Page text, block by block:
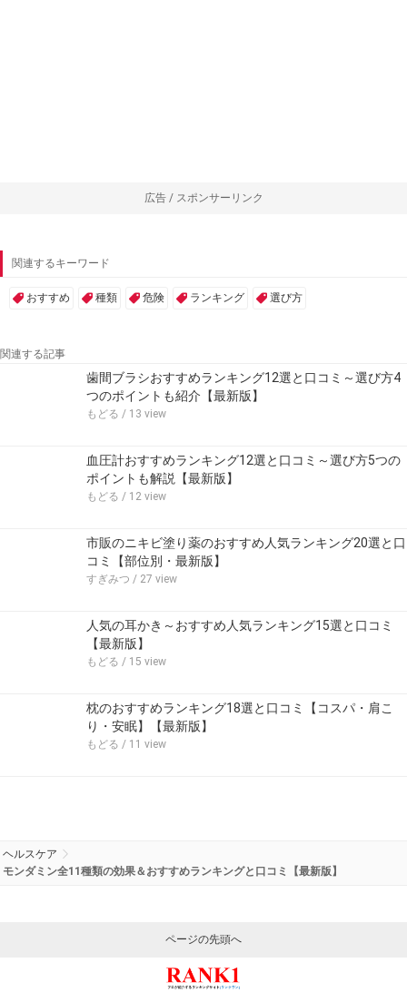
広告 / スポンサーリンク
関連するキーワード
おすすめ 種類 危険 ランキング 選び方
関連する記事
歯間ブラシおすすめランキング12選と口コミ～選び方4
つのポイントも紹介【最新版】
もどる / 13 view
血圧計おすすめランキング12選と口コミ～選び方5つの
ポイントも解説【最新版】
もどる / 12 view
市販のニキビ塗り薬のおすすめ人気ランキング20選と口
コミ【部位別・最新版】
すぎみつ / 27 view
人気の耳かき～おすすめ人気ランキング15選と口コミ
【最新版】
もどる / 15 view
枕のおすすめランキング18選と口コミ【コスパ・肩こ
り・安眠】【最新版】
もどる / 11 view
ヘルスケア
モンダミン全11種類の効果＆おすすめランキングと口コミ【最新版】
ページの先頭へ